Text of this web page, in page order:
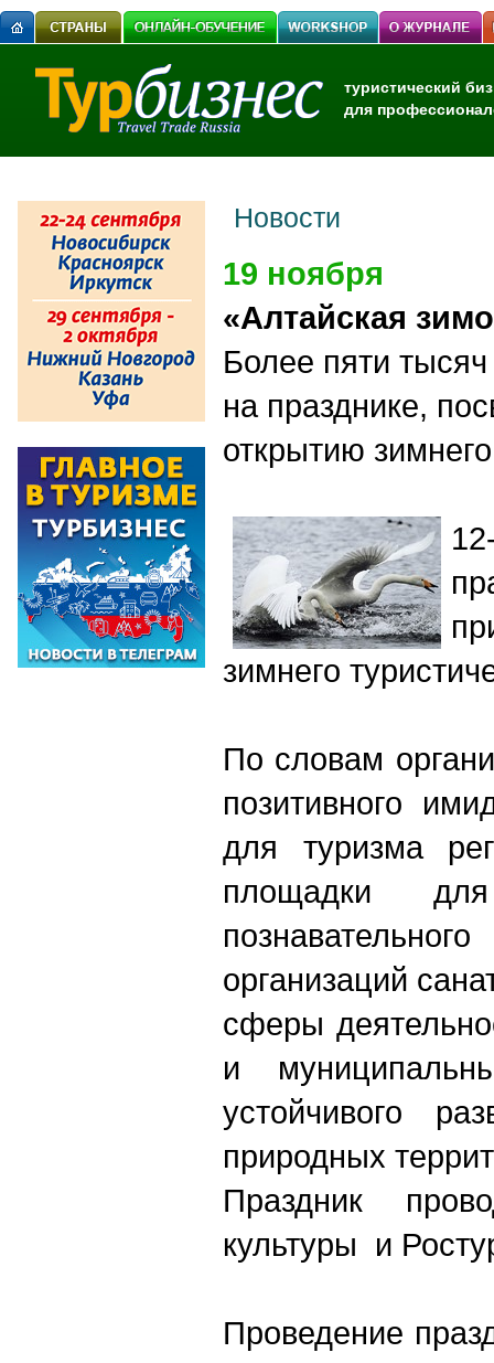
туристический
для
Новости
19 ноября
«Алтайская
Более пяти
на празднике,
открытию
зимнего
По словам
позитивного
для туризма
площадки
организаций
сферы
и
устойчивого
природных
Праздник
культуры и
Проведение